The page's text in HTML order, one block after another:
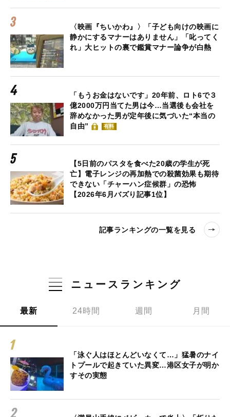
〈映画『ちいかわ』〉「子ども向けの映画に
静かにするマナーはありません」「叱ってく
れ」大ヒットの裏で鑑賞マナー論争が白熱
「もうお金はないです」20年前、ロト6で３
億2000万円当てた男は今…当選後も会社を
辞めなかった男が定年後に気づいた“本当の
自由”
有料
【5日前のパスタを食べた20歳の学生が死
亡】電子レンジの再加熱での殺菌効果も期待
できない「チャーハン症候群」の恐怖
【2026年6月バズり記事1位】
記事ランキングの一覧を見る
ニュースランキング
最新 24時間 週間 月間
「泳ぐ人はほとんどいなくて…」猛暑のナイ
トプールで起きていた異変…港区女子が明か
すその実態